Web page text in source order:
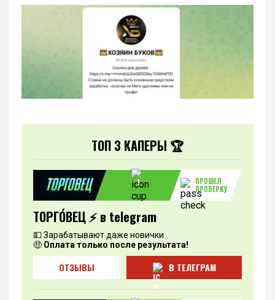
ТОП 3 КАПЕРЫ 🏆
1
ПРОШЕЛ
ПРОВЕРКУ
ТОРГО́ВЕЦ ⚡️ в telegram
💵 Зарабатывают даже новички
🤑 Оплата только после результата!
ОТЗЫВЫ В ТЕЛЕГРАМ